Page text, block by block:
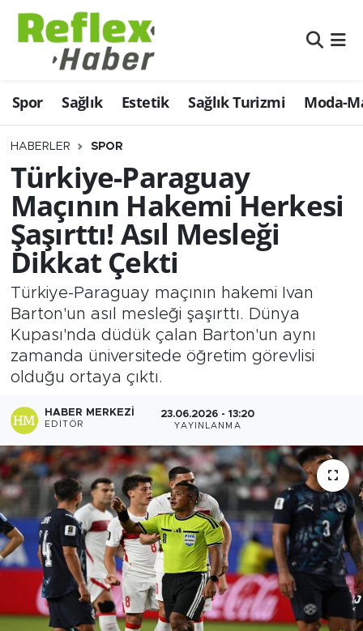
Spor Sağlık Estetik Sağlık Turizmi Moda-
HABERLER SPOR
Türkiye-Paraguay
Maçının Hakemi Herkesi
Şaşırttı! Asıl Mesleği
Dikkat Çekti
Türkiye-Paraguay maçının hakemi Ivan
Barton'un asıl mesleği şaşırttı. Dünya
Kupası'nda düdük çalan Barton'un aynı
zamanda üniversitede öğretim görevlisi
olduğu ortaya çıktı.
HABER MERKEZI
EDITÖR
23.06.2026 - 13:20
YAYINLANMA
Eğitim
Estetik
Firmalardan
Güncel
İş ve Ekonomi
Moda-Magazin-Eğlence
Sağlık
Sağlık Turizmi
Teknoloji
Nöbetçi Eczaneler
Hava Durumu
Namaz Vakitleri
Trafik Durumu
Şampiyonlar Ligi Puan Durumu ve Fikstür
Tüm Manşetler
Son Dakika Haberleri
Haber Arşivi